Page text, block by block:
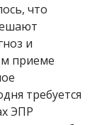
что
и
приеме
требуется
ЭПР